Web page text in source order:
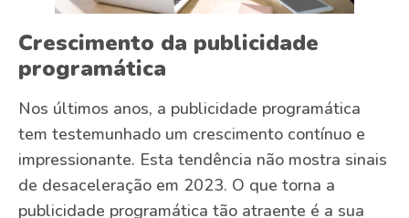
Crescimento da publicidade
programática
Nos últimos anos, a publicidade programática
tem testemunhado um crescimento contínuo e
impressionante. Esta tendência não mostra sinais
de desaceleração em 2023. O que torna a
publicidade programática tão atraente é a sua